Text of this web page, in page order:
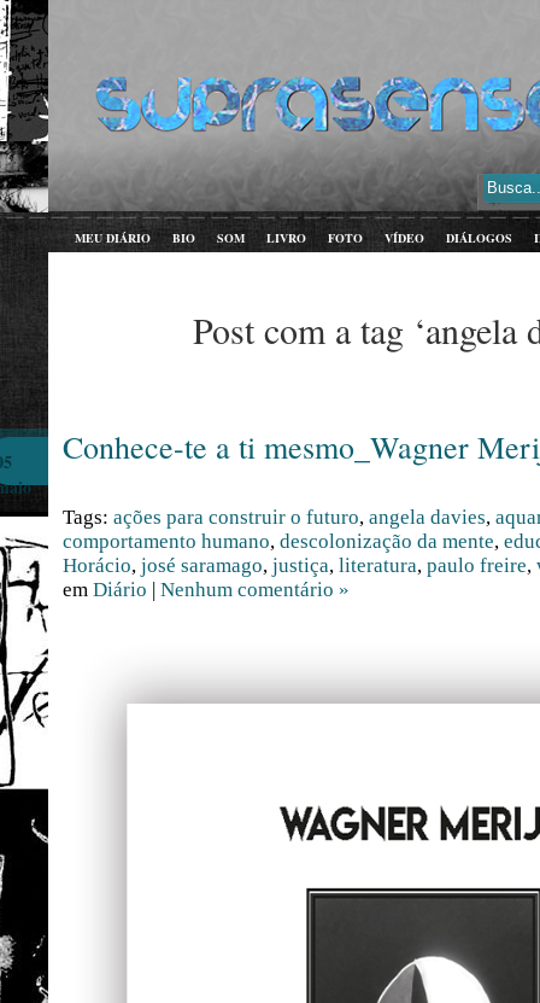
MEU DIÁRIO BIO SOM LIVRO FOTO VÍDEO DIÁLOGOS
Post com a tag ‘angela
Conhece-te a ti mesmo_Wagner
Tags: ações para construir o futuro, angela davies,
comportamento humano, descolonização da mente,
Horácio, josé saramago, justiça, literatura, paulo freire,
em Diário | Nenhum comentário »